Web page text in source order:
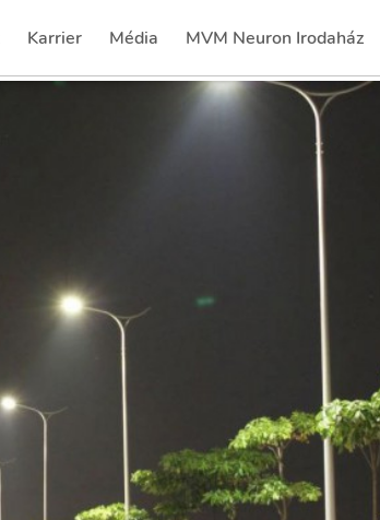
Karrier
(current) Média MVM Neuron Irodaház
(current)